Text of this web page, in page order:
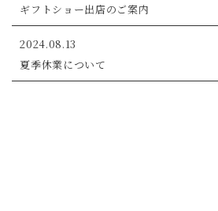
ギフトショー出店のご案内
2024.08.13
夏季休業について